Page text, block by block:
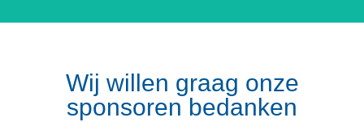
Wij willen graag onze
sponsoren bedanken